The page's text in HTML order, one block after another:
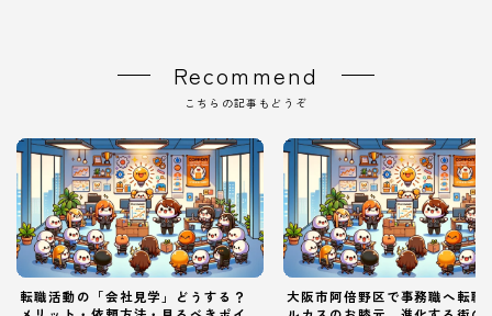
Recommend
こちらの記事もどうぞ
転職活動の「会社見学」どうする？
大阪市阿倍野区で事務職へ転職